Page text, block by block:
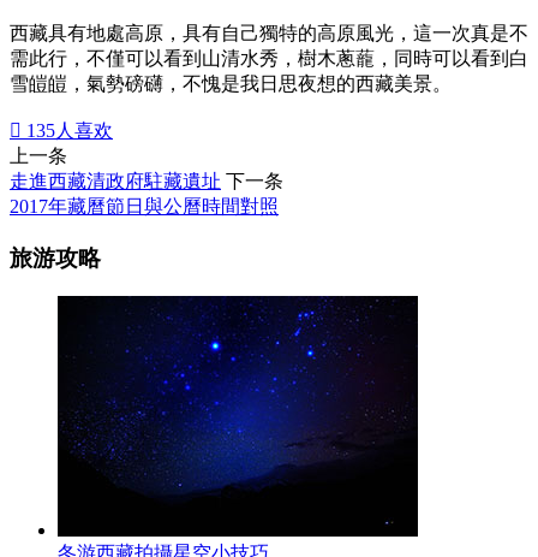
西藏具有地處高原，具有自己獨特的高原風光，這一次真是不
需此行，不僅可以看到山清水秀，樹木蔥蘢，同時可以看到白
雪皚皚，氣勢磅礴，不愧是我日思夜想的西藏美景。
 135人喜欢
上一条
走進西藏清政府駐藏遺址 下一条
2017年藏曆節日與公曆時間對照
旅游攻略